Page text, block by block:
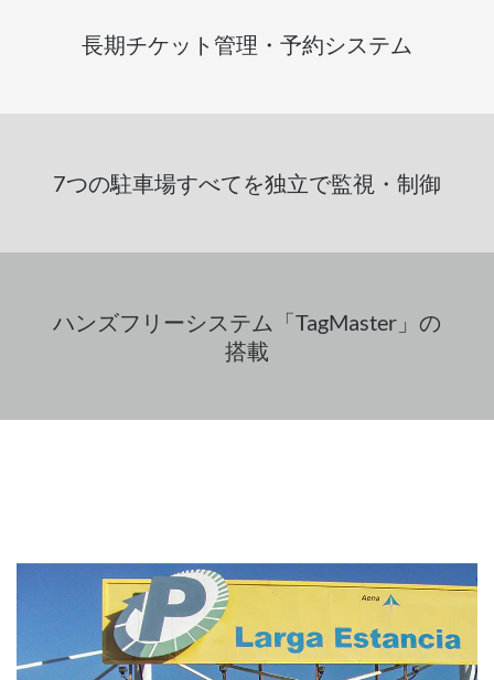
長期チケット管理・予約システム
7つの駐車場すべてを独立で監視・制御
ハンズフリーシステム「TagMaster」の
搭載